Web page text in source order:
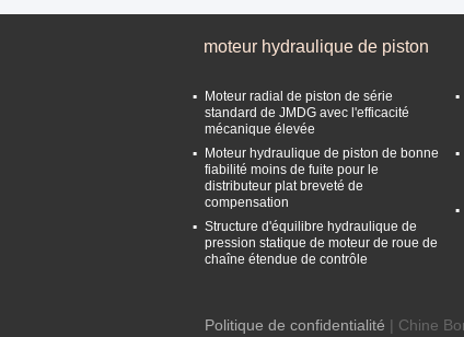
Paquet: Coffret en
Certification:
ISO9001
Garantie:1 année
Nom du produit:
Pompe hydraulique
à palettes
Paquet:Coffret
Certification:
ISO9001
1
Nom du
Pompe
moteur hydraulique de piston
Moteur radial de piston de série
standard de JMDG avec l'efficacité
mécanique élevée
Moteur hydraulique de piston de bonne
fiabilité moins de fuite pour le
distributeur plat breveté de
compensation
Structure d'équilibre hydraulique de
pression statique de moteur de roue de
chaîne étendue de contrôle
Politique de confidentialité | Chine